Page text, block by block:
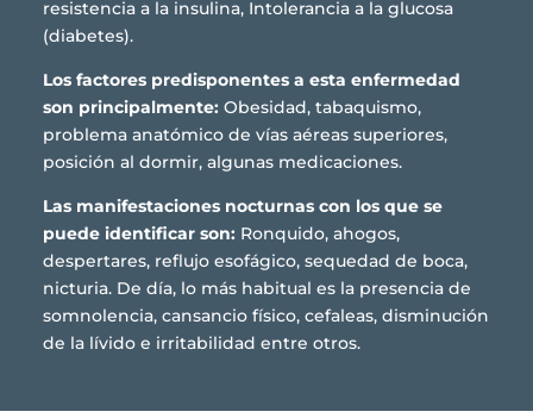
resistencia a la insulina, Intolerancia a la glucosa
(diabetes).
Los factores predisponentes a esta enfermedad
son principalmente: Obesidad, tabaquismo,
problema anatómico de vías aéreas superiores,
posición al dormir, algunas medicaciones.
Las manifestaciones nocturnas con los que se
puede identificar son: Ronquido, ahogos,
despertares, reflujo esofágico, sequedad de boca,
nicturia. De día, lo más habitual es la presencia de
somnolencia, cansancio físico, cefaleas, disminución
de la lívido e irritabilidad entre otros.